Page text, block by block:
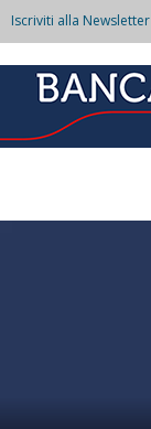
Iscriviti alla Newsletter